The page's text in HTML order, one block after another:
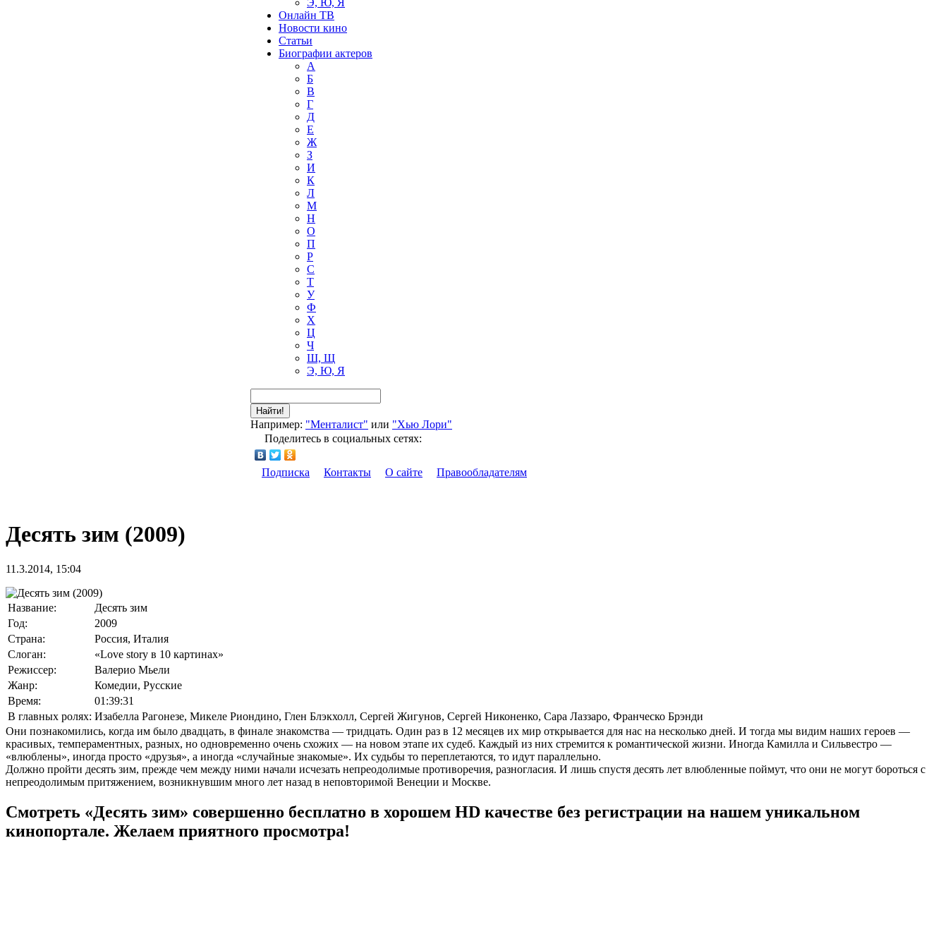
Э, Ю, Я
Онлайн ТВ
Новости кино
Статьи
Биографии актеров
А
Б
В
Г
Д
Е
Ж
З
И
К
Л
М
Н
О
П
Р
С
Т
У
Ф
Х
Ц
Ч
Ш, Щ
Э, Ю, Я
Найти!
Например: "Менталист" или "Хью Лори"
Поделитесь в социальных сетях:
Подписка Контакты О сайте Правообладателям
Десять зим (2009)
11.3.2014, 15:04
Название:
Десять зим
Год:
2009
Страна:
Россия, Италия
Слоган:
«Love story в 10 картинах»
Режиссер:
Валерио Мьели
Жанр:
Комедии, Русские
Время:
01:39:31
В главных ролях: Изабелла Рагонезе, Микеле Риондино, Глен Блэкхолл, Сергей Жигунов, Сергей Никоненко, Сара Лаззаро, Франческо Брэнди
Они познакомились, когда им было двадцать, в финале знакомства — тридцать. Один раз в 12 месяцев их мир открывается для нас на несколько дней. И тогда мы видим наших героев —
красивых, темпераментных, разных, но одновременно очень схожих — на новом этапе их судеб. Каждый из них стремится к романтической жизни. Иногда Камилла и Сильвестро —
«влюблены», иногда просто «друзья», а иногда «случайные знакомые». Их судьбы то переплетаются, то идут параллельно.
Должно пройти десять зим, прежде чем между ними начали исчезать непреодолимые противоречия, разногласия. И лишь спустя десять лет влюбленные поймут, что они не могут бороться с
непреодолимым притяжением, возникнувшим много лет назад в неповторимой Венеции и Москве.
Смотреть «Десять зим» совершенно бесплатно в хорошем HD качестве без регистрации на нашем уникальном
кинопортале. Желаем приятного просмотра!